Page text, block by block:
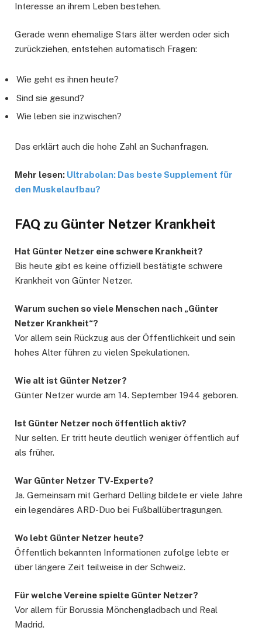
Interesse an ihrem Leben bestehen.
Gerade wenn ehemalige Stars älter werden oder sich
zurückziehen, entstehen automatisch Fragen:
Wie geht es ihnen heute?
Sind sie gesund?
Wie leben sie inzwischen?
Das erklärt auch die hohe Zahl an Suchanfragen.
Mehr lesen: Ultrabolan: Das beste Supplement für
den Muskelaufbau?
FAQ zu Günter Netzer Krankheit
Hat Günter Netzer eine schwere Krankheit?
Bis heute gibt es keine offiziell bestätigte schwere
Krankheit von Günter Netzer.
Warum suchen so viele Menschen nach „Günter
Netzer Krankheit“?
Vor allem sein Rückzug aus der Öffentlichkeit und sein
hohes Alter führen zu vielen Spekulationen.
Wie alt ist Günter Netzer?
Günter Netzer wurde am 14. September 1944 geboren.
Ist Günter Netzer noch öffentlich aktiv?
Nur selten. Er tritt heute deutlich weniger öffentlich auf
als früher.
War Günter Netzer TV-Experte?
Ja. Gemeinsam mit Gerhard Delling bildete er viele Jahre
ein legendäres ARD-Duo bei Fußballübertragungen.
Wo lebt Günter Netzer heute?
Öffentlich bekannten Informationen zufolge lebte er
über längere Zeit teilweise in der Schweiz.
Für welche Vereine spielte Günter Netzer?
Vor allem für Borussia Mönchengladbach und Real
Madrid.